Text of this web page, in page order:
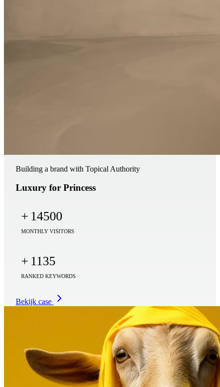
Building a brand with Topical Authority
Luxury for Princess
+ 14500
MONTHLY VISITORS
+ 1135
RANKED KEYWORDS
Bekijk case